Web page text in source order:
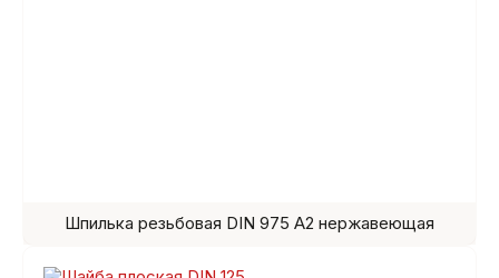
Шпилька резьбовая DIN 975 A2 нержавеющая